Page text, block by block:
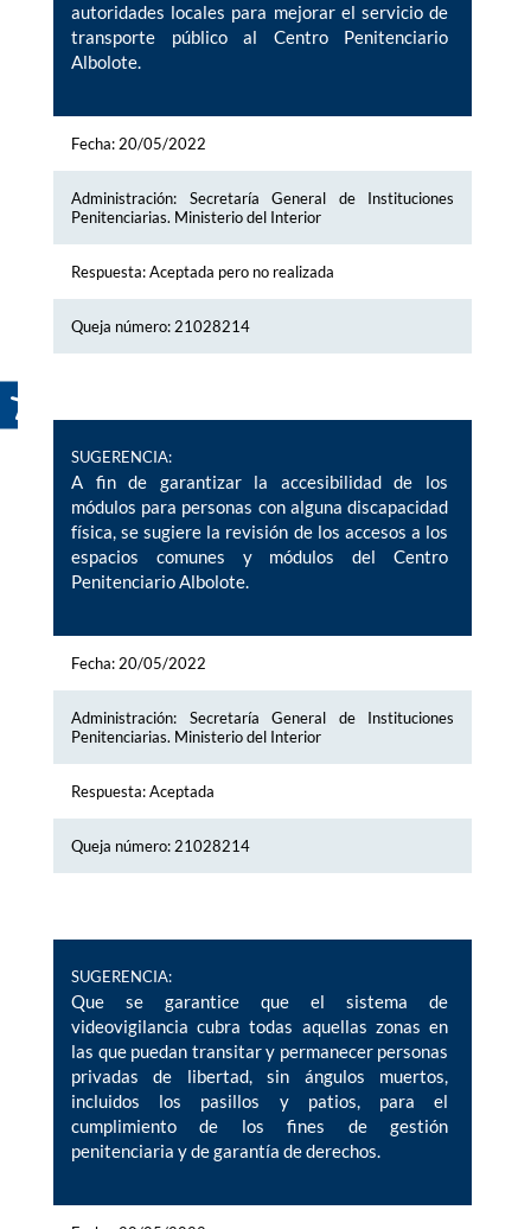
autoridades locales para mejorar el servicio de
transporte público al Centro Penitenciario
Albolote.
Fecha: 20/05/2022
Administración: Secretaría General de Instituciones
Penitenciarias. Ministerio del Interior
Respuesta: Aceptada pero no realizada
Queja número: 21028214
SUGERENCIA:
A fin de garantizar la accesibilidad de los
módulos para personas con alguna discapacidad
física, se sugiere la revisión de los accesos a los
espacios comunes y módulos del Centro
Penitenciario Albolote.
Fecha: 20/05/2022
Administración: Secretaría General de Instituciones
Penitenciarias. Ministerio del Interior
Respuesta: Aceptada
Queja número: 21028214
SUGERENCIA:
Que se garantice que el sistema de
videovigilancia cubra todas aquellas zonas en
las que puedan transitar y permanecer personas
privadas de libertad, sin ángulos muertos,
incluidos los pasillos y patios, para el
cumplimiento de los fines de gestión
penitenciaria y de garantía de derechos.